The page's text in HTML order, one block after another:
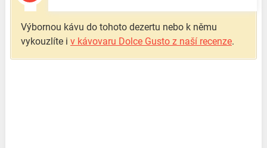
Výbornou kávu do tohoto dezertu nebo k němu
vykouzlíte i v kávovaru Dolce Gusto z naší recenze.